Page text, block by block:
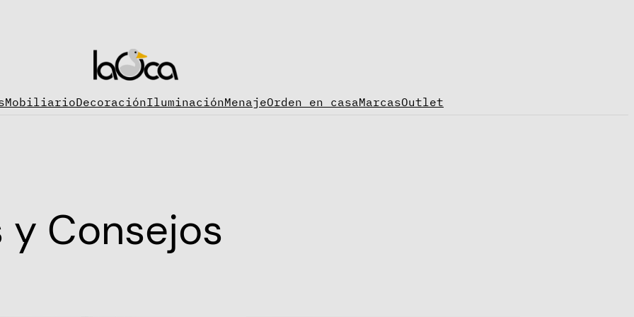
MobiliarioDecoraciónIluminaciónMenajeOrden en casaMarcasOutlet
y Consejos